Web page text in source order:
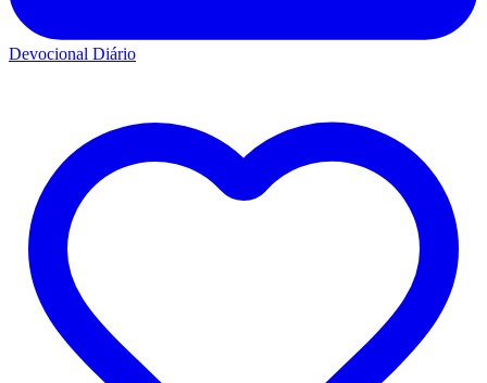
Devocional Diário